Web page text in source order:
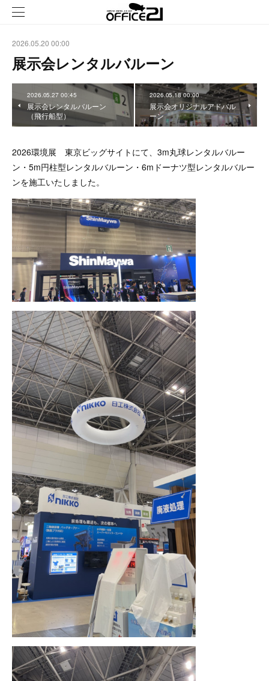
2026.05.20 00:00
展示会レンタルバルーン
2026.05.27 00:45
展示会レンタルバルーン
（飛行船型）
2026.05.18 00:00
展示会オリジナルアドバル
ーン
2026環境展 東京ビッグサイトにて、3m丸球レンタルバルー
ン・5m円柱型レンタルバルーン・6mドーナツ型レンタルバルー
ンを施工いたしました。